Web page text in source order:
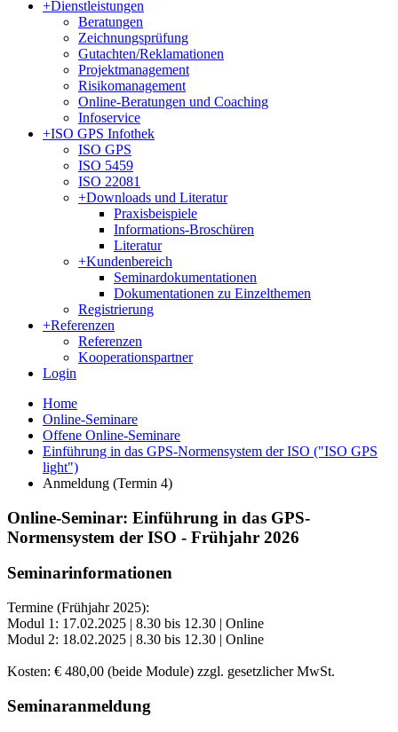
+Dienstleistungen
Beratungen
Zeichnungsprüfung
Gutachten/Reklamationen
Projektmanagement
Risikomanagement
Online-Beratungen und Coaching
Infoservice
+ISO GPS Infothek
ISO GPS
ISO 5459
ISO 22081
+Downloads und Literatur
Praxisbeispiele
Informations-Broschüren
Literatur
+Kundenbereich
Seminardokumentationen
Dokumentationen zu Einzelthemen
Registrierung
+Referenzen
Referenzen
Kooperationspartner
Login
Home
Online-Seminare
Offene Online-Seminare
Einführung in das GPS-Normensystem der ISO ("ISO GPS
light")
Anmeldung (Termin 4)
Online-Seminar: Einführung in das GPS-
Normensystem der ISO - Frühjahr 2026
Seminarinformationen
Termine (Frühjahr 2025):
Modul 1: 17.02.2025 | 8.30 bis 12.30 | Online
Modul 2: 18.02.2025 | 8.30 bis 12.30 | Online
Kosten: € 480,00 (beide Module) zzgl. gesetzlicher MwSt.
Seminaranmeldung